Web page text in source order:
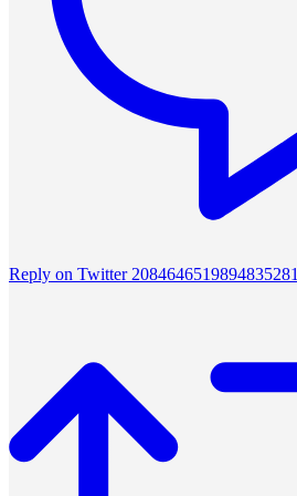
Reply on Twitter 2084646519894835281